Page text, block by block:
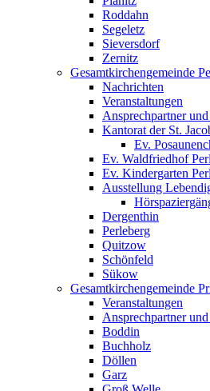
Roddahn
Segeletz
Sieversdorf
Zernitz
Gesamtkirchengemeinde
Nachrichten
Veranstaltungen
Ansprechpartner
Kantorat der St.
Ev.
Ev. Waldfriedhof
Ev. Kindergarten
Ausstellung
Dergenthin
Perleberg
Quitzow
Schönfeld
Sükow
Gesamtkirchengemeinde
Veranstaltungen
Ansprechpartner
Boddin
Buchholz
Döllen
Garz